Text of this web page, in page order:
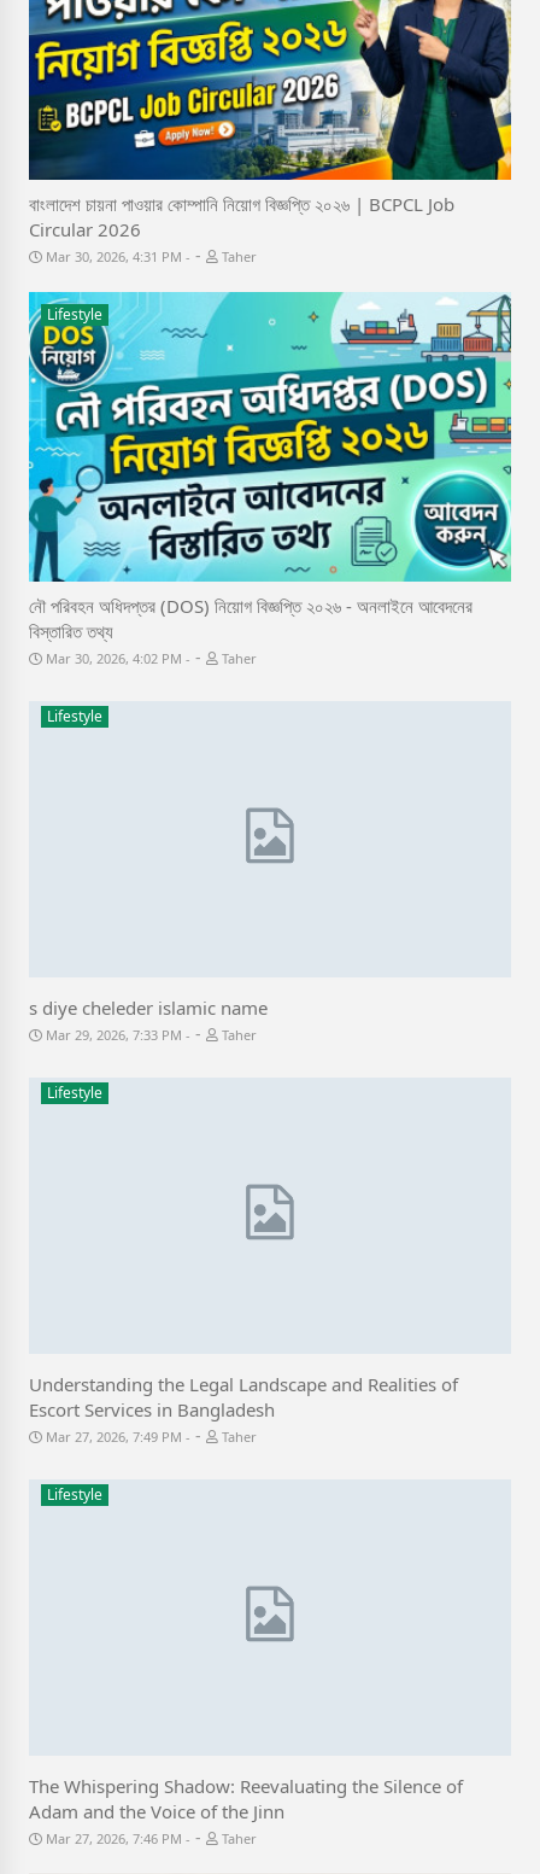
বাংলাদেশ চায়না পাওয়ার কোম্পানি নিয়োগ বিজ্ঞপ্তি ২০২৬ | BCPCL Job
Circular 2026
Mar 30, 2026, 4:31 PM - Taher
Lifestyle
নৌ পরিবহন অধিদপ্তর (DOS) নিয়োগ বিজ্ঞপ্তি ২০২৬ - অনলাইনে আবেদনের
বিস্তারিত তথ্য
Mar 30, 2026, 4:02 PM - Taher
Lifestyle
s diye cheleder islamic name
Mar 29, 2026, 7:33 PM - Taher
Lifestyle
Understanding the Legal Landscape and Realities of
Escort Services in Bangladesh
Mar 27, 2026, 7:49 PM - Taher
Lifestyle
The Whispering Shadow: Reevaluating the Silence of
Adam and the Voice of the Jinn
Mar 27, 2026, 7:46 PM - Taher